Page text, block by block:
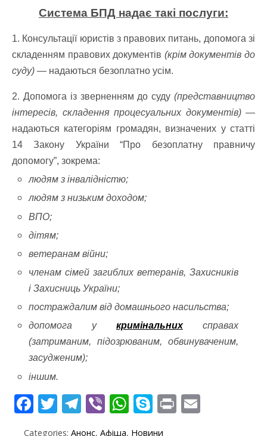
Система БПД надає такі послуги:
1. Консультації юристів з правових питань, допомога зі
складенням правових документів (крім документів до
суду) — надаються безоплатно усім.
2. Допомога із зверненням до суду (представництво
інтересів, складення процесуальних документів)—
надаються категоріям громадян, визначених у статті
14 Закону України “Про безоплатну правничу
допомогу”, зокрема:
людям з інвалідністю;
людям з низьким доходом;
ВПО;
дітям;
ветеранам війни;
членам сімей загиблих ветеранів, Захисників
і Захисниць України;
постраждалим від домашнього насильства;
допомога у кримінальнихсправах
(затриманим, підозрюваним, обвинуваченим,
засудженим);
іншим.
F
ac
T
w
T
el
Vi
b
W
h
S
k
Pr
in
Categories: Анонс, Афіша, Новини